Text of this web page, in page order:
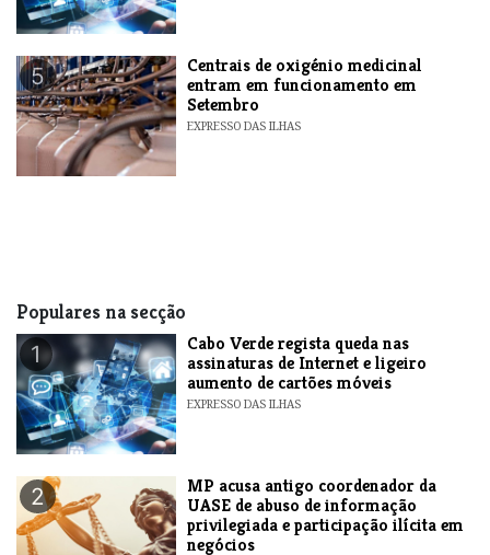
5
Centrais de oxigénio medicinal
entram em funcionamento em
Setembro
EXPRESSO DAS ILHAS
Populares na secção
1
Cabo Verde regista queda nas
assinaturas de Internet e ligeiro
aumento de cartões móveis
EXPRESSO DAS ILHAS
2
MP acusa antigo coordenador da
UASE de abuso de informação
privilegiada e participação ilícita em
negócios